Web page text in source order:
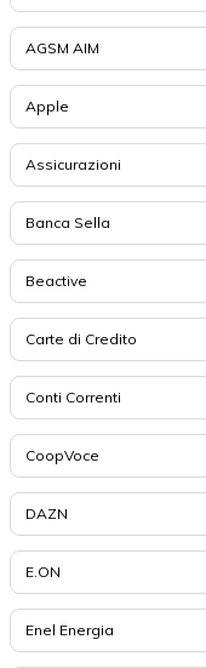
AGSM AIM
Apple
Assicurazioni
Banca Sella
Beactive
Carte di Credito
Conti Correnti
CoopVoce
DAZN
E.ON
Enel Energia